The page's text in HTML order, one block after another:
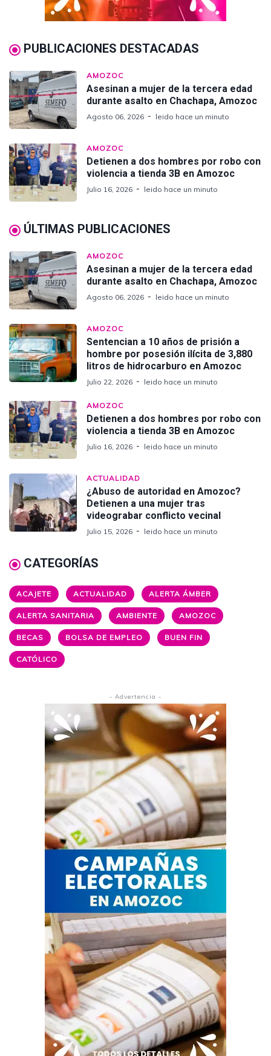
PUBLICACIONES DESTACADAS
AMOZOC
Asesinan a mujer de la tercera edad
durante asalto en Chachapa, Amozoc
Agosto 06, 2026 leido hace un minuto
AMOZOC
Detienen a dos hombres por robo con
violencia a tienda 3B en Amozoc
Julio 16, 2026 leido hace un minuto
ÚLTIMAS PUBLICACIONES
AMOZOC
Asesinan a mujer de la tercera edad
durante asalto en Chachapa, Amozoc
Agosto 06, 2026 leido hace un minuto
AMOZOC
Sentencian a 10 años de prisión a
hombre por posesión ilícita de 3,880
litros de hidrocarburo en Amozoc
Julio 22, 2026 leido hace un minuto
AMOZOC
Detienen a dos hombres por robo con
violencia a tienda 3B en Amozoc
Julio 16, 2026 leido hace un minuto
ACTUALIDAD
¿Abuso de autoridad en Amozoc?
Detienen a una mujer tras
videograbar conflicto vecinal
Julio 15, 2026 leido hace un minuto
CATEGORÍAS
ACAJETE ACTUALIDAD ALERTA ÁMBER
ALERTA SANITARIA AMBIENTE AMOZOC
BECAS BOLSA DE EMPLEO BUEN FIN
CATÓLICO
- Advertencia -